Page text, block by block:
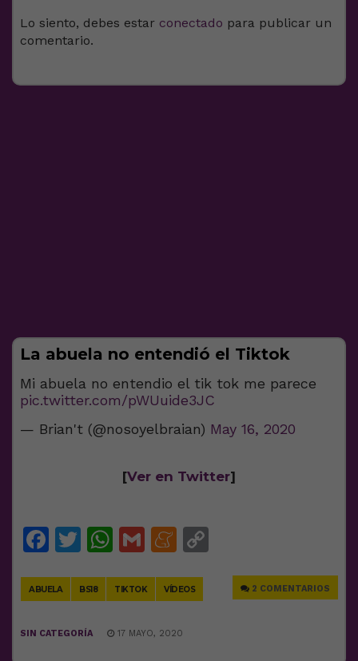
Lo siento, debes estar conectado para publicar un
comentario.
La abuela no entendió el Tiktok
Mi abuela no entendio el tik tok me parece
pic.twitter.com/pWUuide3JC
— Brian't (@nosoyelbraian) May 16, 2020
[Ver en Twitter]
Facebook
Twitter
WhatsApp
GmailMeneame
ABUELA BS18 TIKTOK VÍDEOS 2 COMENTARIOS
SIN CATEGORÍA 17 MAYO, 2020